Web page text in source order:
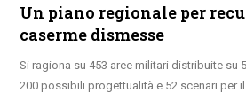
Un piano regionale per
caserme dismesse
Si ragiona su 453 aree militari distribuite su
200 possibili progettualità e 52 scenari per